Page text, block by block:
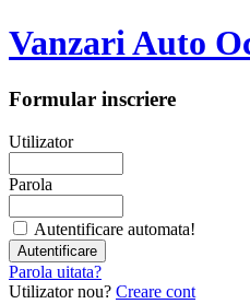
Vanzari Auto
Formular inscriere
Utilizator
Parola
Autentificare automata!
Parola uitata?
Utilizator nou? Creare cont